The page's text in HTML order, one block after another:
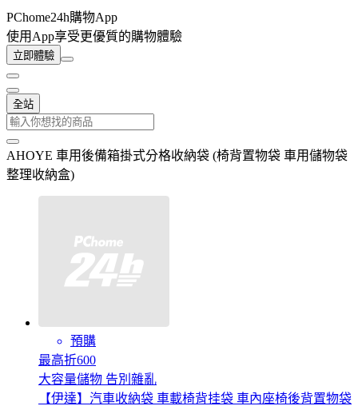
PChome24h購物App
使用App享受更優質的購物體驗
立即體驗
全站
AHOYE 車用後備箱掛式分格收納袋 (椅背置物袋 車用儲物袋
整理收納盒)
預購
最高折600
大容量儲物 告別雜亂
【伊達】汽車收納袋 車載椅背挂袋 車內座椅後背置物袋